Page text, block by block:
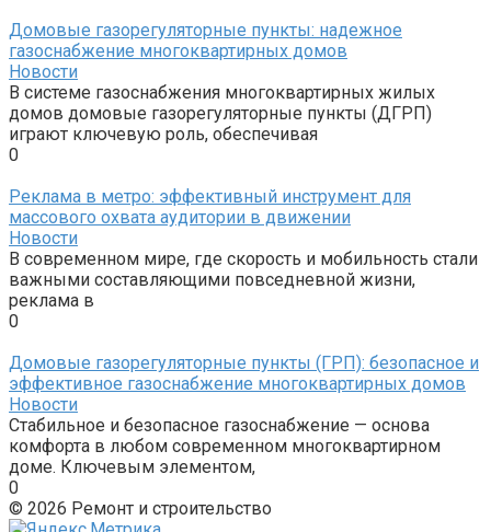
Домовые газорегуляторные пункты: надежное
газоснабжение многоквартирных домов
Новости
В системе газоснабжения многоквартирных жилых
домов домовые газорегуляторные пункты (ДГРП)
играют ключевую роль, обеспечивая
0
Реклама в метро: эффективный инструмент для
массового охвата аудитории в движении
Новости
В современном мире, где скорость и мобильность стали
важными составляющими повседневной жизни,
реклама в
0
Домовые газорегуляторные пункты (ГРП): безопасное и
эффективное газоснабжение многоквартирных домов
Новости
Стабильное и безопасное газоснабжение — основа
комфорта в любом современном многоквартирном
доме. Ключевым элементом,
0
© 2026 Ремонт и строительство